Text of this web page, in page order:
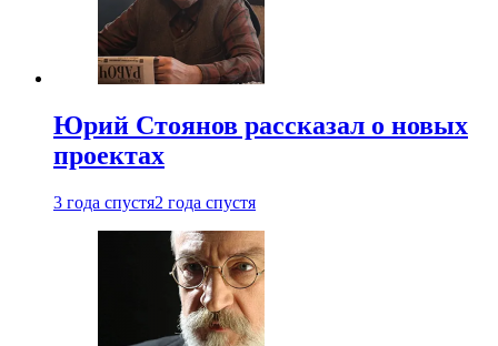
Юрий Стоянов рассказал о новых
проектах
3 года спустя2 года спустя